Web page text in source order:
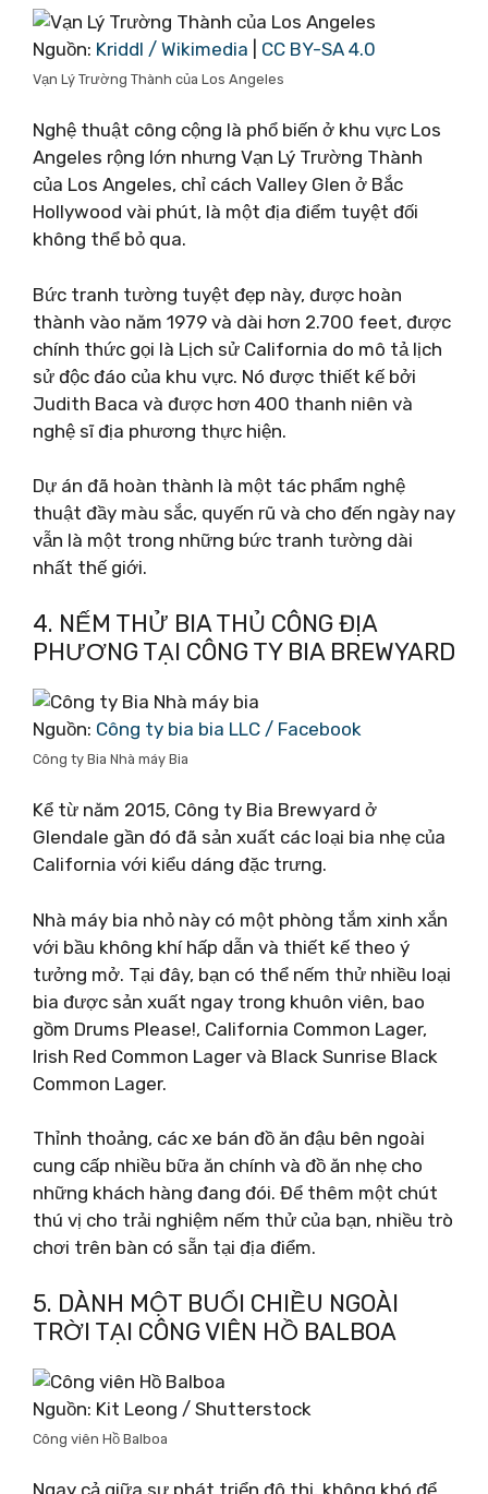
Nguồn: Kriddl / Wikimedia CC BY-SA 4.0
Vạn Lý Trường Thành của Los Angeles
Nghệ thuật công cộng là phổ biến ở khu vực Los
Angeles rộng lớn nhưng Vạn Lý Trường Thành
của Los Angeles, chỉ cách Valley Glen ở Bắc
Hollywood vài phút, là một địa điểm tuyệt đối
không thể bỏ qua.
Bức tranh tường tuyệt đẹp này, được hoàn
thành vào năm 1979 và dài hơn 2.700 feet, được
chính thức gọi là Lịch sử California do mô tả lịch
sử độc đáo của khu vực. Nó được thiết kế bởi
Judith Baca và được hơn 400 thanh niên và
nghệ sĩ địa phương thực hiện.
Dự án đã hoàn thành là một tác phẩm nghệ
thuật đầy màu sắc, quyến rũ và cho đến ngày nay
vẫn là một trong những bức tranh tường dài
nhất thế giới.
4. NẾM THỬ BIA THỦ CÔNG ĐỊA
PHƯƠNG TẠI CÔNG TY BIA BREWYARD
Nguồn: Công ty bia bia LLC / Facebook
Công ty Bia Nhà máy Bia
Kể từ năm 2015, Công ty Bia Brewyard ở
Glendale gần đó đã sản xuất các loại bia nhẹ của
California với kiểu dáng đặc trưng.
Nhà máy bia nhỏ này có một phòng tắm xinh xắn
với bầu không khí hấp dẫn và thiết kế theo ý
tưởng mở. Tại đây, bạn có thể nếm thử nhiều loại
bia được sản xuất ngay trong khuôn viên, bao
gồm Drums Please!, California Common Lager,
Irish Red Common Lager và Black Sunrise Black
Common Lager.
Thỉnh thoảng, các xe bán đồ ăn đậu bên ngoài
cung cấp nhiều bữa ăn chính và đồ ăn nhẹ cho
những khách hàng đang đói. Để thêm một chút
thú vị cho trải nghiệm nếm thử của bạn, nhiều trò
chơi trên bàn có sẵn tại địa điểm.
5. DÀNH MỘT BUỔI CHIỀU NGOÀI
TRỜI TẠI CÔNG VIÊN HỒ BALBOA
Nguồn: Kit Leong / Shutterstock
Công viên Hồ Balboa
Ngay cả giữa sự phát triển đô thị, không khó để